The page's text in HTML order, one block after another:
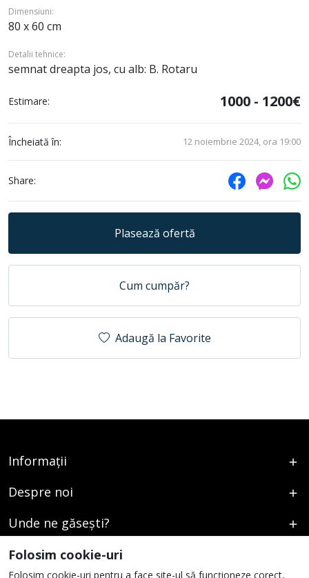
Dimensiuni:
80 x 60 cm
Detalii tehnice:
semnat dreapta jos, cu alb: B. Rotaru
Estimare: 1000 - 1200€
Încheiată în: 12 noiembrie 2024, ora 19:00
Share:
Plasează ofertă
Cum cumpăr?
Adaugă la Favorite
Informații
Despre noi
Unde ne găsești?
Urmați-ne
Folosim cookie-uri
Folosim cookie-uri pentru a face site-ul să funcționeze corect,